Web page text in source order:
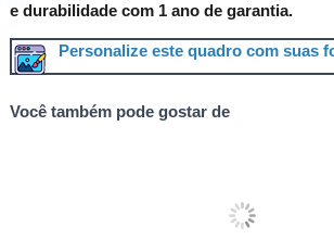
e durabilidade com 1 ano de garantia.
Personalize este quadro com suas
Você também pode gostar de